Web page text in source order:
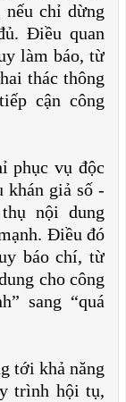
chỉ dừng
Điều quan
làm báo, từ
thác thông
cận công
phục vụ độc
khán giả số -
nội dung
Điều đó
báo chí, từ
cho công
sang “quá
tới khả năng
trình hội tụ,